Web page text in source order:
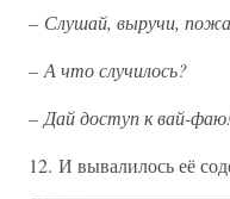
– Слушай, выручи,
– А что случилось?
– Дай доступ к вай-
12. И вывалилось её